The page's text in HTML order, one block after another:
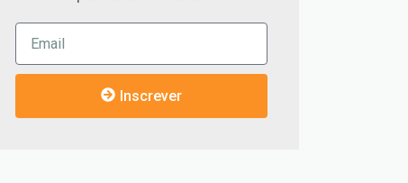
Inscrever